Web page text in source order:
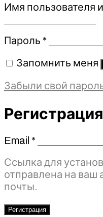
Имя пользователя
Пароль *
Запомнить меня
Забыли свой
Регистрация
Email *Обязательно
Ссылка для
отправлена ​​на ваш
почты.
Регистрация